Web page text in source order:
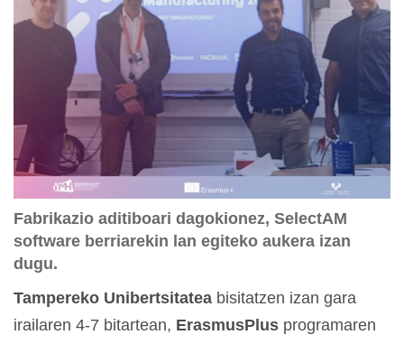
Fabrikazio aditiboari dagokionez, SelectAM
software berriarekin lan egiteko aukera izan
dugu.
Tampereko Unibertsitatea bisitatzen izan gara
irailaren 4-7 bitartean, ErasmusPlus programaren